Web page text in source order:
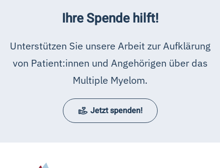
Ihre Spende hilft!
Unterstützen Sie unsere Arbeit zur Aufklärung
von Patient:innen und Angehörigen über das
Multiple Myelom.
Jetzt spenden!